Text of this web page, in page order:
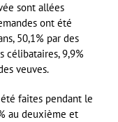
sont allées
ont été
50,1% par des
célibataires, 9,9%
veuves.
faites pendant le
au deuxième et